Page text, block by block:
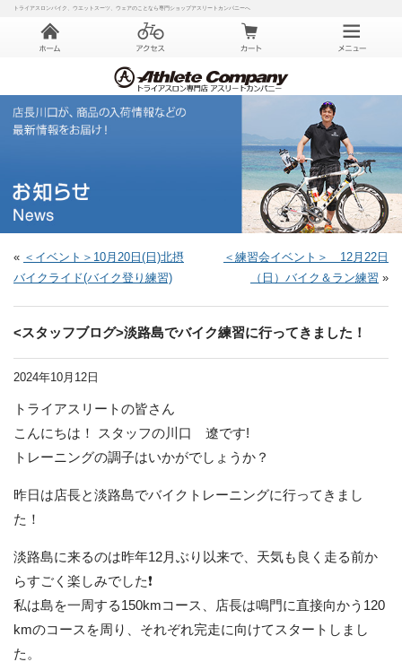
トライアスロンバイク、ウエットスーツ、ウェアのことなら専門ショップアスリートカンパニーへ
« ＜イベント＞10月20日(日)北摂
バイクライド(バイク登り練習)
＜練習会イベント＞ 12月22日
（日）バイク＆ラン練習 »
<スタッフブログ>淡路島でバイク練習に行ってきました！
2024年10月12日
トライアスリートの皆さん
こんにちは！ スタッフの川口 遼です!
トレーニングの調子はいかがでしょうか？
昨日は店長と淡路島でバイクトレーニングに行ってきまし
た！
淡路島に来るのは昨年12月ぶり以来で、天気も良く走る前か
らすごく楽しみでした❗️
私は島を一周する150kmコース、店長は鳴門に直接向かう120
kmのコースを周り、それぞれ完走に向けてスタートしまし
た。